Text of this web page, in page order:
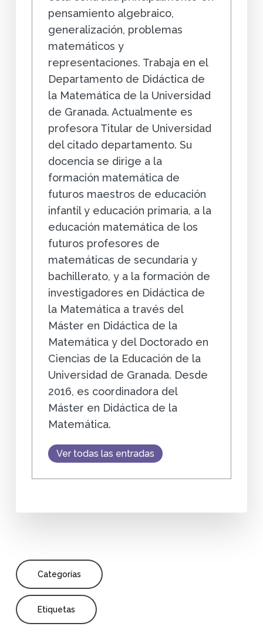
pensamiento algebraico,
generalización, problemas
matemáticos y
representaciones. Trabaja en el
Departamento de Didáctica de
la Matemática de la Universidad
de Granada. Actualmente es
profesora Titular de Universidad
del citado departamento. Su
docencia se dirige a la
formación matemática de
futuros maestros de educación
infantil y educación primaria, a la
educación matemática de los
futuros profesores de
matemáticas de secundaria y
bachillerato, y a la formación de
investigadores en Didáctica de
la Matemática a través del
Máster en Didáctica de la
Matemática y del Doctorado en
Ciencias de la Educación de la
Universidad de Granada. Desde
2016, es coordinadora del
Máster en Didáctica de la
Matemática.
Ver todas las entradas
Categorías
Etiquetas